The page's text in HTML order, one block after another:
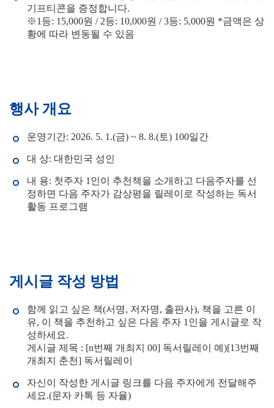
기프티콘을 증정합니다.
※1등: 15,000원 / 2등: 10,000원 / 3등: 5,000원 *금액은 상
황에 따라 변동될 수 있음
행사 개요
운영기간: 2026. 5. 1.(금) ~ 8. 8.(토) 100일간
대 상: 대한민국 성인
내 용: 첫주자 1인이 추천책을 소개하고 다음주자를 선
정하면 다음 주자가 감상평을 릴레이로 작성하는 독서
활동 프로그램
게시글 작성 방법
함께 읽고 싶은 책(서명, 저자명, 출판사), 책을 고른 이
유, 이 책을 추천하고 싶은 다음 주자 1인을 게시글로 작
성하세요.
게시글 제목 : [n번째 개최지 00] 독서릴레이 예)[13번째
개최지 춘천] 독서릴레이
자신이 작성한 게시글 링크를 다음 주자에게 전달해주
세요.(문자 카톡 등 자율)